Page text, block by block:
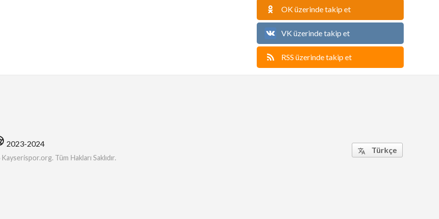
OK üzerinde takip et
VK üzerinde takip et
RSS üzerinde takip et
2023-2024
Tüm Hakları Saklıdır.
 Türkçe